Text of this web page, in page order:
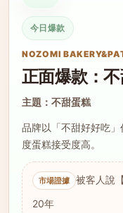
今日爆款
NOZOMI
正面爆款：
主題：不甜蛋糕
品牌以「不甜好好吃
度蛋糕接受度高。
被客人說
20年